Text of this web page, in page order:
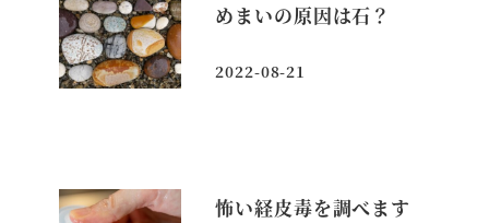
めまいの原因は石？
投稿日
2022-08-21
怖い経皮毒を調べます